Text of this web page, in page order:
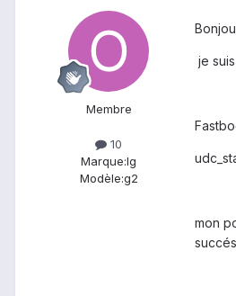
Membre
10
Marque:lg
Modèle:g2
je
mon